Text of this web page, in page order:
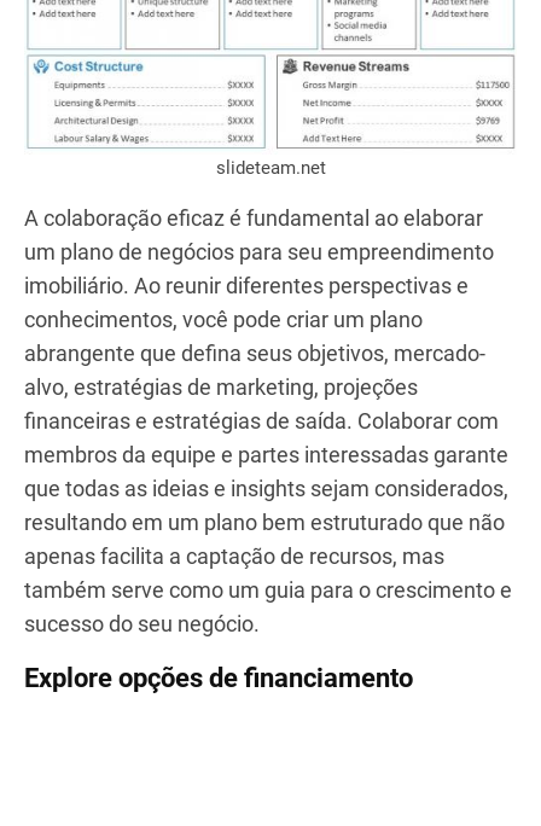
slideteam.net
A colaboração eficaz é fundamental ao elaborar
um plano de negócios para seu empreendimento
conhecimentos, você pode criar um plano